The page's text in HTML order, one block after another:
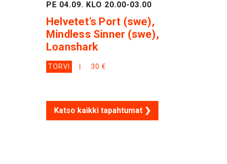
PE 04.09. KLO 20.00-03.00
Helvetet’s Port (swe),
Mindless Sinner (swe),
Loanshark
TORVI 30 €
Katso kaikki tapahtumat ❯